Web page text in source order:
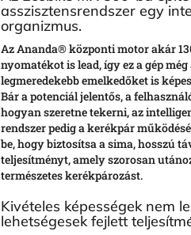
asszisztensrendszer egy
organizmus.
Az Ananda® központi motor akár
nyomatékot is lead, így ez a gép még
legmeredekebb emelkedőket is
Bár a potenciál jelentős, a
hogyan szeretne tekerni, az
rendszer pedig a kerékpár
be, hogy biztosítsa a sima, hosszú
teljesítményt, amely szorosan
természetes kerékpározást.
Kivételes képességek nem
lehetségesek fejlett